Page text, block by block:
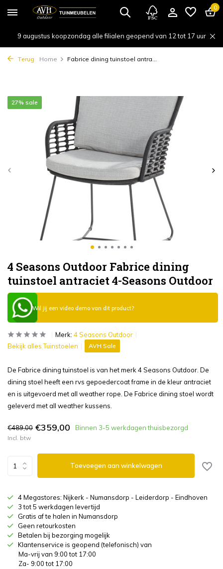
0
9 augustus koopzondag alle filialen geopend van 12 tot 17 uur
Terug Home Fabrice dining tuinstoel antra...
4 Seasons Outdoor Fabrice dining
tuinstoel antraciet 4-Seasons Outdoor
27% sale
Wil jij een video demo van dit product?
Merk: 4 Seasons Outdoor
Bekijk alles Tuinstoelen
AVH Sale
De Fabrice dining tuinstoel is van het merk 4 Seasons Outdoor. De
dining stoel heeft een rvs gepoedercoat frame in de kleur antraciet
en is uitgevoerd met all weather rope. De Fabrice dining stoel wordt
geleverd met all weather kussens.
€489,00 €359,00 Binnen 3-5 werkdagen thuisbezorgd
Incl. btw
Toevoegen aan winkelwagen
4 Megastores: Nijkerk - Numansdorp - Leiderdorp - Eindhoven
3 tot 5 werkdagen levertijd
Gratis af te halen in Numansdorp
Geen retourkosten
Betalen bij bezorging mogelijk
Klantenservice is geopend (telefonisch) van
Ma-vrij van 9:00 tot 17:00
Za- 9:00 tot 17:00